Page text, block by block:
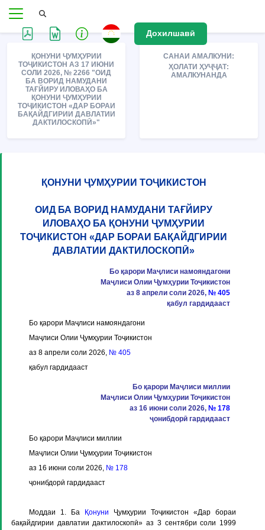
Дохилшавӣ
ҚОНУНИ ҶУМҲУРИИ
ТОҶИКИСТОН АЗ 17 ИЮНИ
СОЛИ 2026, № 2266 "ОИД
БА ВОРИД НАМУДАНИ
ТАҒЙИРУ ИЛОВАҲО БА
ҚОНУНИ ҶУМҲУРИИ
ТОҶИКИСТОН «ДАР БОРАИ
БАҚАЙДГИРИИ ДАВЛАТИИ
ДАКТИЛОСКОПӢ»"
САНАИ АМАЛКУНИ:
ҲОЛАТИ ҲУҶҶАТ:
АМАЛКУНАНДА
ҚОНУНИ ҶУМҲУРИИ ТОҶИКИСТОН
ОИД БА ВОРИД НАМУДАНИ ТАҒЙИРУ
ИЛОВАҲО БА ҚОНУНИ ҶУМҲУРИИ
ТОҶИКИСТОН «ДАР БОРАИ БАҚАЙДГИРИИ
ДАВЛАТИИ ДАКТИЛОСКОПӢ»
Бо қарори Маҷлиси намояндагони
Маҷлиси Олии Ҷумҳурии Тоҷикистон
аз 8 апрели соли 2026, № 405
қабул гардидааст
Бо қарори Маҷлиси намояндагони
Маҷлиси Олии Ҷумҳурии Тоҷикистон
аз 8 апрели соли 2026, № 405
қабул гардидааст
Бо қарори Маҷлиси миллии
Маҷлиси Олии Ҷумҳурии Тоҷикистон
аз 16 июни соли 2026, № 178
ҷонибдорӣ гардидааст
Бо қарори Маҷлиси миллии
Маҷлиси Олии Ҷумҳурии Тоҷикистон
аз 16 июни соли 2026, № 178
ҷонибдорӣ гардидааст
Моддаи 1. Ба Қонуни Ҷумҳурии Тоҷикистон «Дар бораи
бақайдгирии давлатии дактилоскопӣ» аз 3 сентябри соли 1999